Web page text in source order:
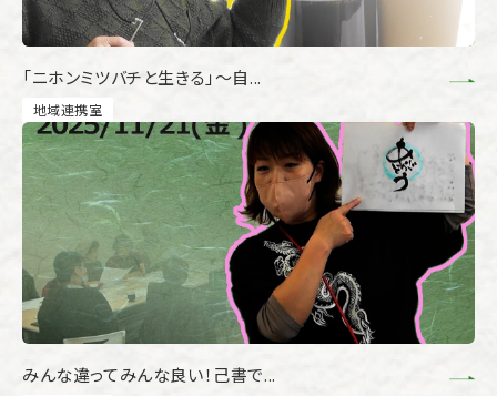
「ニホンミツバチと生きる」～自...
地域連携室
みんな違ってみんな良い！己書で...